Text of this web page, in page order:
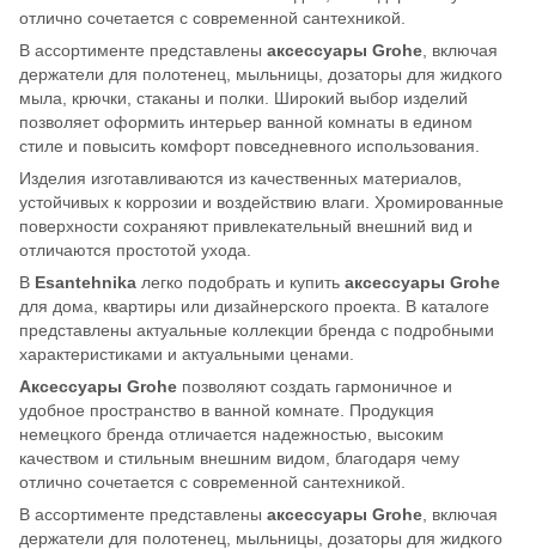
отлично сочетается с современной сантехникой.
В ассортименте представлены аксессуары Grohe , включая
держатели для полотенец, мыльницы, дозаторы для жидкого
мыла, крючки, стаканы и полки. Широкий выбор изделий
позволяет оформить интерьер ванной комнаты в едином
стиле и повысить комфорт повседневного использования.
Изделия изготавливаются из качественных материалов,
устойчивых к коррозии и воздействию влаги. Хромированные
поверхности сохраняют привлекательный внешний вид и
отличаются простотой ухода.
В Esantehnika легко подобрать и купить аксессуары Grohe
для дома, квартиры или дизайнерского проекта. В каталоге
представлены актуальные коллекции бренда с подробными
характеристиками и актуальными ценами.
Аксессуары Grohe позволяют создать гармоничное и
удобное пространство в ванной комнате. Продукция
немецкого бренда отличается надежностью, высоким
качеством и стильным внешним видом, благодаря чему
отлично сочетается с современной сантехникой.
В ассортименте представлены аксессуары Grohe , включая
держатели для полотенец, мыльницы, дозаторы для жидкого